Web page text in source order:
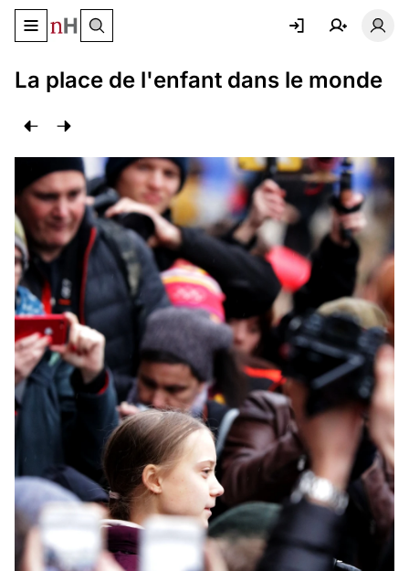
Basculer le menu de navigation
La place de l'enfant dans le monde